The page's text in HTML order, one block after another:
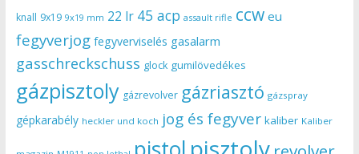
knall 9x19 9x19 mm 22 lr 45 acp assault rifle ccw eu
fegyverjog fegyverviselés gasalarm
gasschreckschuss glock gumilövedékes
gázpisztoly gázrevolver gázriasztó gázspray
gépkarabély heckler und koch jog és fegyver kaliber Kaliber